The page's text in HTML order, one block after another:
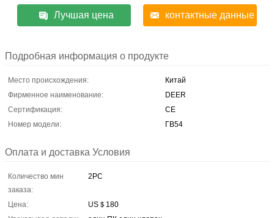
Лучшая цена контактные данные
Подробная информация о продукте
Место происхождения:
Китай
Фирменное наименование:
DEER
Сертификация:
CE
Номер модели:
ГВ54
Оплата и доставка Условия
Количество мин
заказа:
2PC
Цена:
US＄180